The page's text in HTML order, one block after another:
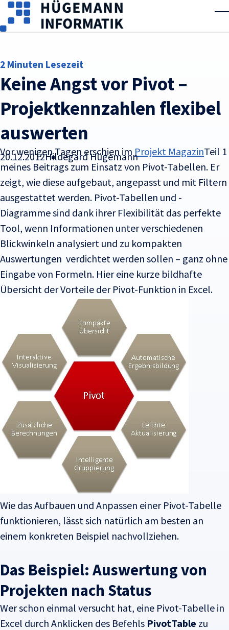
Skip to main content
2 Minuten Lesezeit
Keine Angst vor Pivot –
Projektkennzahlen flexibel
auswerten
20.12.2012Hildegard Hügemann
Vor wenigen Tagen erschien im Projekt MagazinTeil 1
meines Beitrags zum Einsatz von Pivot-Tabellen. Er
zeigt, wie diese aufgebaut, angepasst und mit Filtern
ausgestattet werden. Pivot-Tabellen und -
Diagramme sind dank ihrer Flexibilität das perfekte
Tool, wenn Informationen unter verschiedenen
Blickwinkeln analysiert und zu kompakten
Auswertungen verdichtet werden sollen – ganz ohne
Eingabe von Formeln. Hier eine kurze bildhafte
Übersicht der Vorteile der Pivot-Funktion in Excel.
Wie das Aufbauen und Anpassen einer Pivot-Tabelle
funktionieren, lässt sich natürlich am besten an
einem konkreten Beispiel nachvollziehen.
Das Beispiel: Auswertung von
Projekten nach Status
Wer schon einmal versucht hat, eine Pivot-Tabelle in
Excel durch Anklicken des Befehls PivotTable zu